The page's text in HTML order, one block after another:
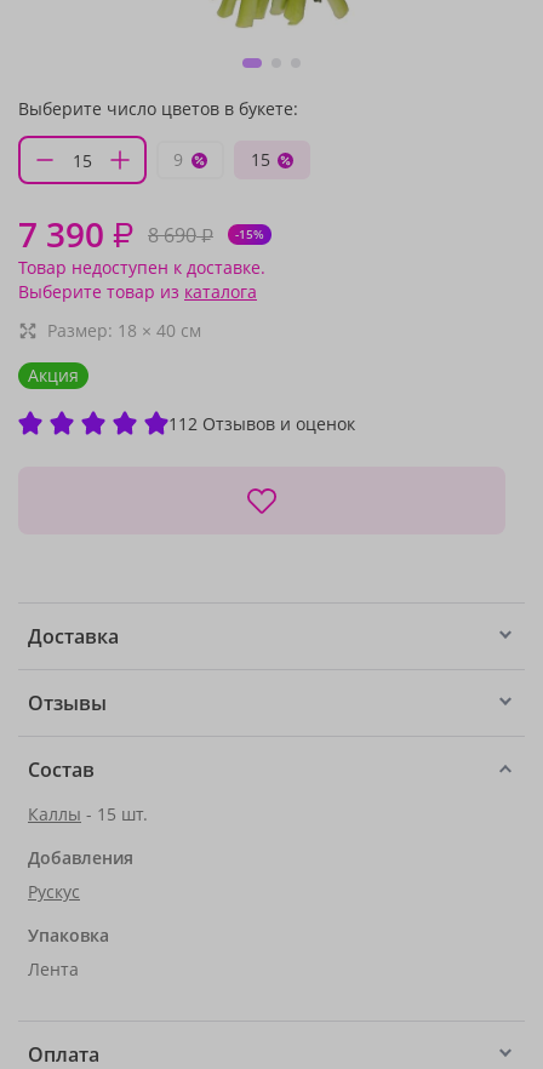
Выберите число цветов в букете:
9 15
7 390 ₽ 8 690₽ -15%
Товар недоступен к доставке.
Выберите товар из каталога
Размер: 18 × 40 см
Акция
112 Отзывов и оценок
Доставка
Отзывы
Состав
Каллы - 15 шт.
Добавления
Рускус
Упаковка
Лента
Оплата